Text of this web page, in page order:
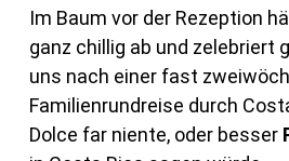
Im Baum vor der Rezeption
ganz chillig ab und zelebriert
uns nach einer fast
Familienrundreise durch
Dolce far niente, oder besser